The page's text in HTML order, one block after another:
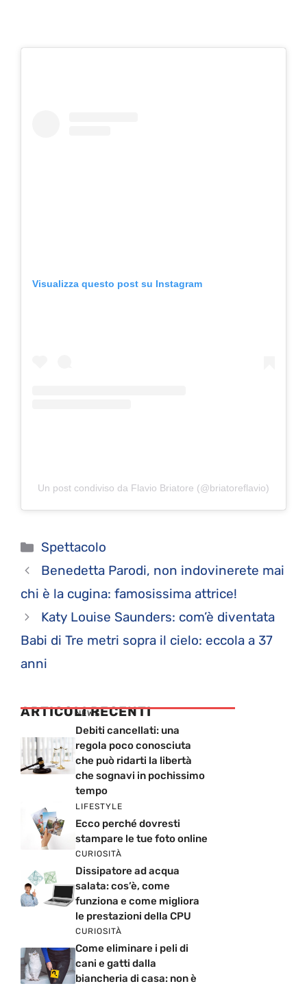
Visualizza questo post su Instagram
Un post condiviso da Flavio Briatore (@briatoreflavio)
Categorie
Spettacolo
Benedetta Parodi, non indovinerete mai
chi è la cugina: famosissima attrice!
Katy Louise Saunders: com’è diventata
Babi di Tre metri sopra il cielo: eccola a 37
anni
ARTICOLI RECENTI
NEWS
Debiti cancellati: una
regola poco conosciuta
che può ridarti la libertà
che sognavi in pochissimo
tempo
LIFESTYLE
Ecco perché dovresti
stampare le tue foto online
CURIOSITÀ
Dissipatore ad acqua
salata: cos’è, come
funziona e come migliora
le prestazioni della CPU
CURIOSITÀ
Come eliminare i peli di
cani e gatti dalla
biancheria di casa: non è